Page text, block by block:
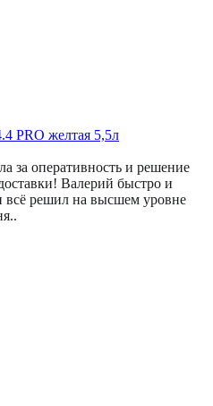
PRO желтая 5,5л
за оперативность и решение
Валерий быстро и
всё решил на высшем уровне